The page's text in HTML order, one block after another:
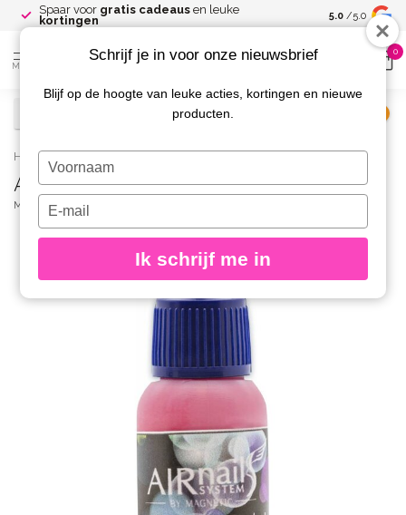
Spaar voor gratis cadeaus en leuke
kortingen
Gratis
5.0 /5.0
MENU
0
Home / AirNails Paint 14 Pink Coral 10 ml.
AirNails Paint 14 Pink Coral 10 ml.
MAGNETIC
Schrijf je in voor onze nieuwsbrief
Blijf op de hoogte van leuke acties, kortingen en nieuwe
producten.
Typ
je
naam
Typ
je
e-
in
Ik schrijf me in